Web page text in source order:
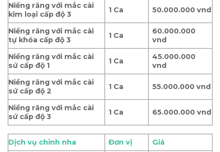
Niềng răng với mắc cài
kim loại cấp độ 3
1 Ca 50.000.000 vnd
Niềng răng với mắc cài
tự khóa cấp độ 3
1 Ca
60.000.000
vnd
Niềng răng với mắc cài
sứ cấp độ 1
1 Ca
45.000.000
vnd
Niềng răng với mắc cài
sứ cấp độ 2
1 Ca 55.000.000 vnd
Niềng răng với mắc cài
sứ cấp độ 3
1 Ca 65.000.000 vnd
Dịch vụ chỉnh nha Đơn vị
Giá